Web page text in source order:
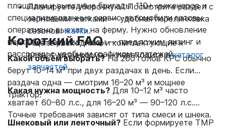
площадки и выездные бригады: 110+ инженеров и
специализированные сервис‑автомобили готовы
оперативно выехать на ферму. Нужно обновление
парка без разрыва кассы — предложим лизинг и
рассрочку с удобным графиком платежей.
Планируете уборочную? Посмотрите раздел с
зерновыми жатками — удобная перелинковка
сезонов:жатки.
Ищете расходники и комплектующие к
раздатчикам корма — переходите вкаталог
запчастей.
Короткий FAQ
Какой объём выбрать?На 200 голов КРС обычно
берут 10–14 м³ при двух раздачах в день. Если
раздача одна — смотрим 16–20 м³ и мощнее
трактор.
Какая нужна мощность? Для 10–12 м³ часто
хватает 60–80 л.с., для 16–20 м³ — 90–120 л.с.
Точные требования зависят от типа смеси и шнека.
Шнековый или ленточный? Если формируете ТМР